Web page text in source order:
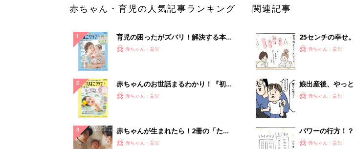
mazonタイムセールが見逃せない
PR（Amazon）
ランキングをもっと見る
が見逃せない！
PR（Amazon）